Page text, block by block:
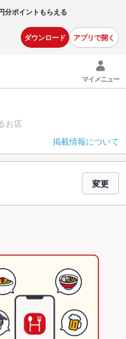
分ポイントもらえる
ダウンロード アプリで開く
マイメニュー
お店
掲載情報について
変更